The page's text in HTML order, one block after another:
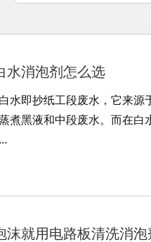
水消泡剂怎么选
水即抄纸工段废水，它来源
煮黑液和中段废水。而在白
沫就用电路板清洗消泡